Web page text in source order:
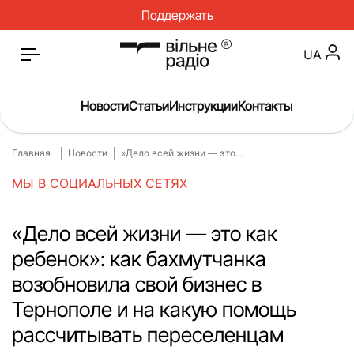
Поддержать
Главная
О нас
Инструкции
Спорт
Интервью
Досье
Репортаж
Блог
Проекты
UA
НовостиСтатьиИнструкцииКонтакты
Главная Новости «Дело всей жизни — это...
МЫ В СОЦИАЛЬНЫХ СЕТЯХ
«Дело всей жизни — это как
ребенок»: как бахмутчанка
возобновила свой бизнес в
Тернополе и на какую помощь
рассчитывать переселенцам